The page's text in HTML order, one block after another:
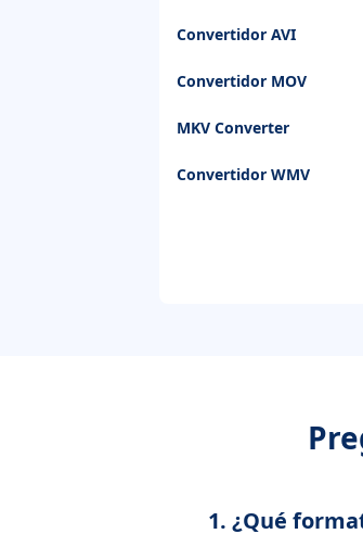
Convertidor AVI
Convertidor MOV
MKV Converter
Convertidor WMV
1. ¿Qué